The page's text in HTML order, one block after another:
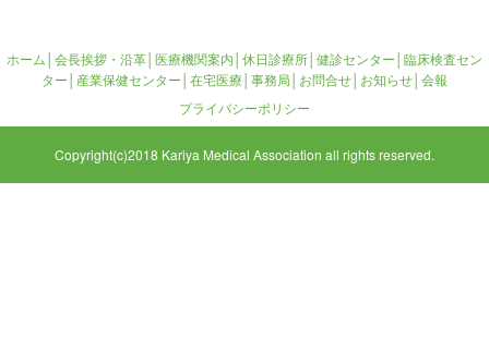
ホーム│ 会長挨拶・沿革│ 医療機関案内│ 休日診療所│ 健診センター│ 臨床検査セン
ター│ 産業保健センター│ 在宅医療│ 事務局│ お問合せ│ お知らせ│ 会報
プライバシーポリシー
Copyright(c)2018 Kariya Medical Association all rights reserved.